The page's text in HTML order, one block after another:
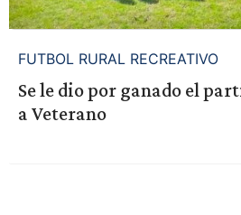
FUTBOL RURAL RECREATIVO
Se le dio por ganado el
a Veterano